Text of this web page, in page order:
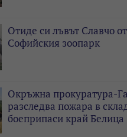
Отиде си лъвът Славчо от
Софийския зоопарк
Окръжна прокуратура-
разследва пожара в
боеприпаси край Белица